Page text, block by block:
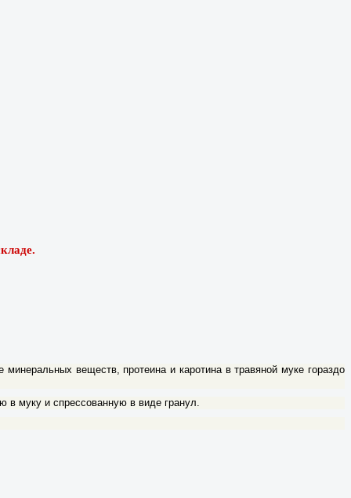
веществ, протеина и каротина в травяной муке гораздо
в муку и спрессованную в виде гранул.